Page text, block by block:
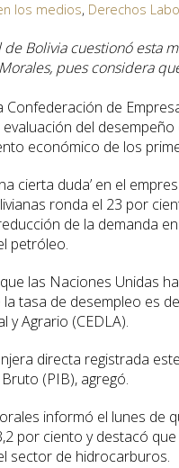
los medios, Derechos
de Bolivia cuestionó esta
pues considera
Confederación de
del
económico de los
cierta duda’ en el
ronda el 23 por
de la demanda
petróleo.
las Naciones Unidas
tasa de desempleo es
y Agrario (CEDLA).
directa registrada
(PIB), agregó.
informó el lunes de
por ciento y destacó
sector de hidrocarburos.